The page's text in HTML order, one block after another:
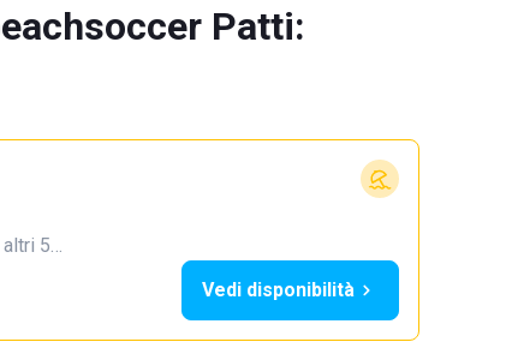
Patti:
altri 5…
Vedi disponibilità